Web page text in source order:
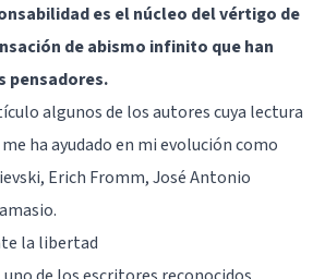
es el núcleo del vértigo de
de abismo infinito que han
pensadores.
algunos de los autores cuya lectura
ha ayudado en mi evolución como
Erich Fromm, José Antonio
la libertad